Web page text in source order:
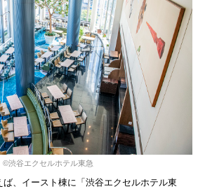
©渋谷エクセルホテル東急
、イースト棟に「渋谷エクセルホテル東